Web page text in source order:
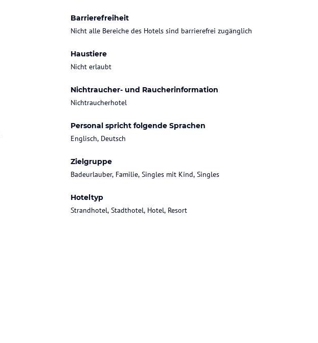
Barrierefreiheit
Nicht alle Bereiche des Hotels sind barrierefrei zugänglich
Haustiere
Nicht erlaubt
Nichtraucher- und Raucherinformation
Nichtraucherhotel
Personal spricht folgende Sprachen
Englisch, Deutsch
Zielgruppe
Badeurlauber, Familie, Singles mit Kind, Singles
Hoteltyp
Strandhotel, Stadthotel, Hotel, Resort